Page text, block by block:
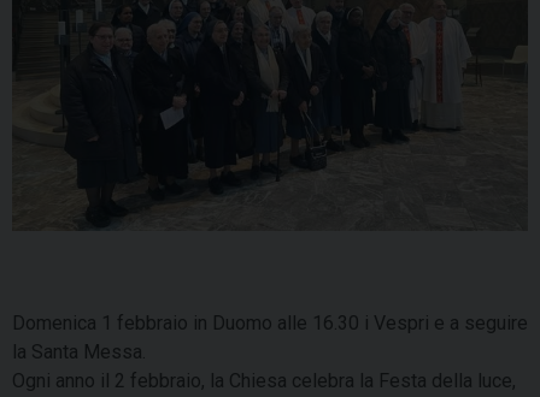
Domenica 1 febbraio in Duomo alle 16.30 i Vespri e a seguire
la Santa Messa.
Ogni anno il 2 febbraio, la Chiesa celebra la Festa della luce,